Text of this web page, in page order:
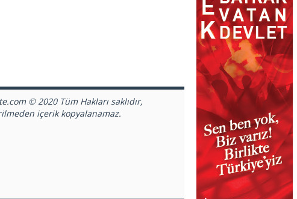
© 2020 Tüm Hakları saklıdır,
içerik kopyalanamaz.